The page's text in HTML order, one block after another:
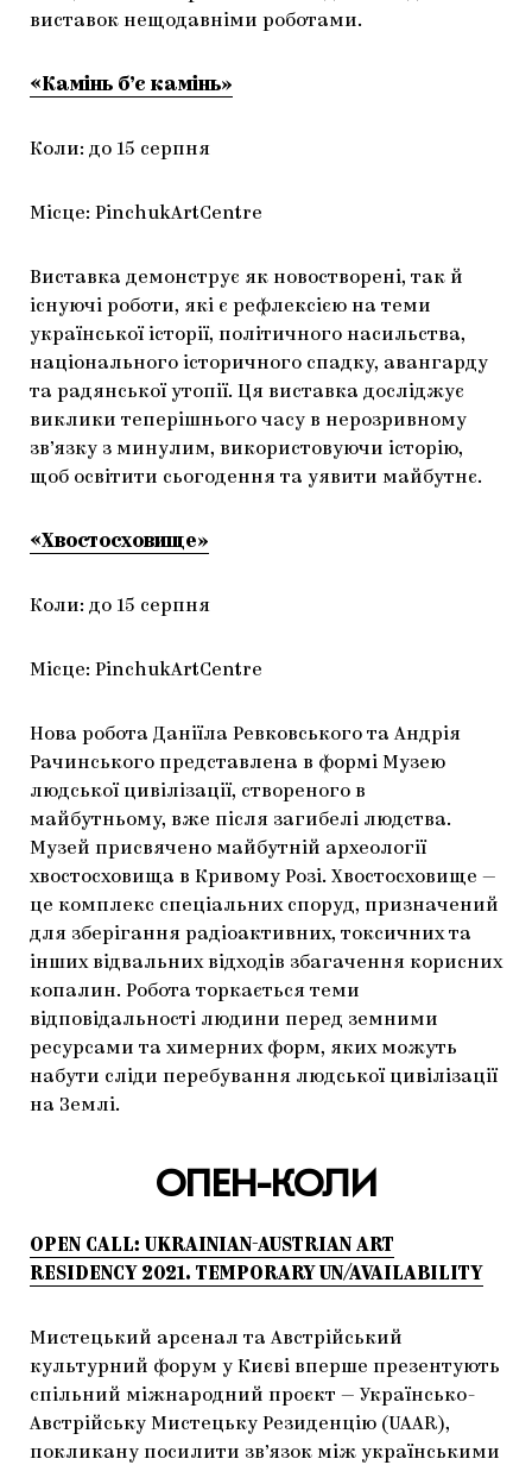
виставок нещодавніми роботами.
«Камінь б’є камінь»
Коли: до 15 серпня
Місце: PinchukArtCentre
Виставка демонструє як новостворені, так й
існуючі роботи, які є рефлексією на теми
української історії, політичного насильства,
національного історичного спадку, авангарду
та радянської утопії. Ця виставка досліджує
виклики теперішнього часу в нерозривному
зв’язку з минулим, використовуючи історію,
щоб освітити сьогодення та уявити майбутнє.
«Хвостосховище»
Коли: до 15 серпня
Місце: PinchukArtCentre
Нова робота Даніїла Ревковського та Андрія
Рачинського представлена в формі Музею
людської цивілізації, створеного в
майбутньому, вже після загибелі людства.
Музей присвячено майбутній археології
хвостосховища в Кривому Розі. Хвостосховище —
це комплекс спеціальних споруд, призначений
для зберігання радіоактивних, токсичних та
інших відвальних відходів збагачення корисних
копалин. Робота торкається теми
відповідальності людини перед земними
ресурсами та химерних форм, яких можуть
набути сліди перебування людської цивілізації
на Землі.
ОПЕН-КОЛИ
OPEN CALL: UKRAINIAN-AUSTRIAN ART
RESIDENCY 2021. TEMPORARY UN/AVAILABILITY
Мистецький арсенал та Австрійський
культурний форум у Києві вперше презентують
спільний міжнародний проєкт — Українсько-
Австрійську Мистецьку Резиденцію (UAAR),
покликану посилити зв’язок між українськими